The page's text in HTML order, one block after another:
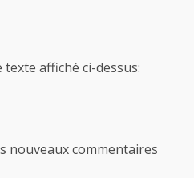
texte affiché ci-dessus:
nouveaux commentaires